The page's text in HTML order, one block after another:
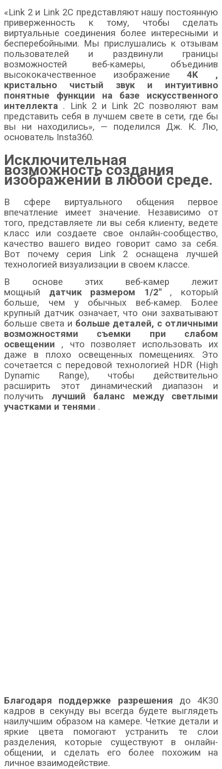
«Link 2 и Link 2C представляют нашу постоянную
приверженность к тому, чтобы сделать
виртуальные соединения более интересными и
бесперебойными. Мы прислушались к отзывам
пользователей и раздвинули границы
возможностей веб-камеры, объединив
высококачественное изображение4K ,
кристально чистый звук и интуитивно
понятные функции на базе искусственного
интеллекта . Link 2 и Link 2C позволяют вам
представить себя в лучшем свете в сети, где бы
вы ни находились», — поделился Дж. К. Лю,
основатель Insta360.
Исключительная
возможность создания
изображений в любой среде.
В сфере виртуального общения первое
впечатление имеет значение. Независимо от
того, представляете ли вы себя клиенту, ведете
класс или создаете свое онлайн-сообщество,
качество вашего видео говорит само за себя.
Вот почему серия Link 2 оснащена лучшей
технологией визуализации в своем классе.
В основе этих веб-камер лежит
мощный датчик размером 1/2″, который
больше, чем у обычных веб-камер. Более
крупный датчик означает, что они захватывают
больше света и больше деталей, с отличными
возможностями съемки при слабом
освещении , что позволяет использовать их
даже в плохо освещенных помещениях. Это
сочетается с передовой технологией HDR (High
Dynamic Range), чтобы действительно
расширить этот динамический диапазон и
получить лучший баланс между светлыми
участками и тенями .
Благодаря поддержке разрешения до 4K30
кадров в секунду вы всегда будете выглядеть
наилучшим образом на камере. Четкие детали и
яркие цвета помогают устранить те слои
разделения, которые существуют в онлайн-
общении, и сделать его более похожим на
личное взаимодействие.